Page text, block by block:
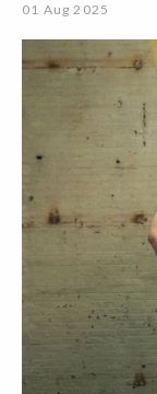
01 Aug 2025